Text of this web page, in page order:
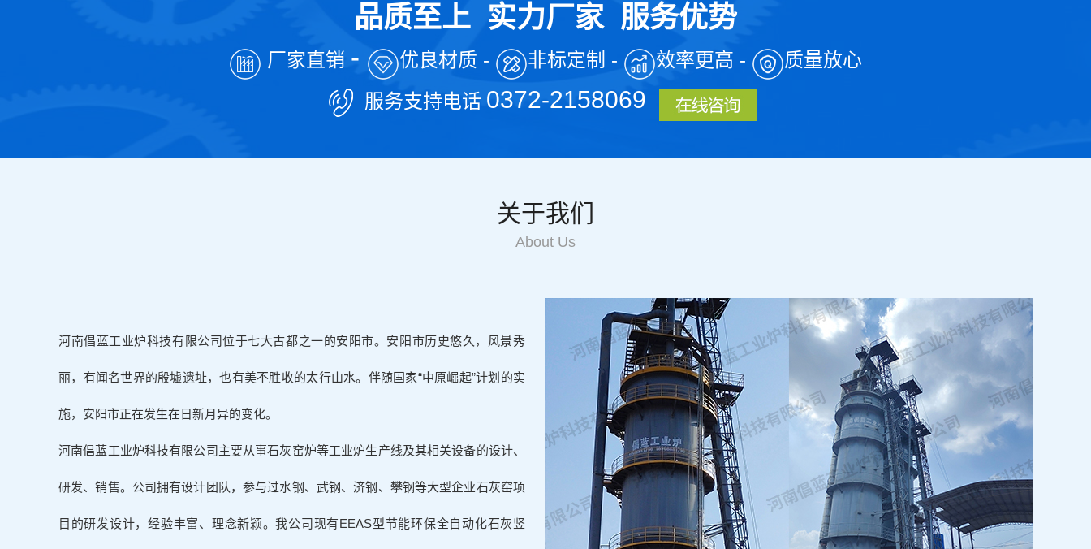
品质至上 实力厂家 服务优势
厂家直销 - 优良材质 - 非标定制 - 效率更高 -
质量放心
服务支持电话 0372-2158069
关于我们
About Us
河南倡蓝工业炉科技有限公司位于七大古都之一的安阳市。安阳市历史悠久，风景秀
丽，有闻名世界的殷墟遗址，也有美不胜收的太行山水。伴随国家“中原崛起”计划的实
施，安阳市正在发生在日新月异的变化。
河南倡蓝工业炉科技有限公司主要从事石灰窑炉等工业炉生产线及其相关设备的设计、
研发、销售。公司拥有设计团队，参与过水钢、武钢、济钢、攀钢等大型企业石灰窑项
目的研发设计，经验丰富、理念新颖。我公司现有EEAS型节能环保全自动化石灰竖